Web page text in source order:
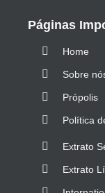
Páginas
Home
Sobre
Própolis
Política
Extrato
Extrato